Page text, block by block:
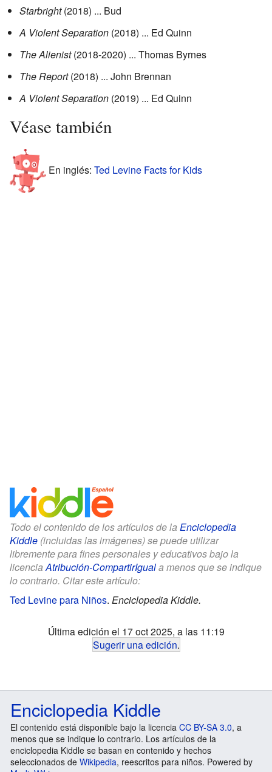
Starbright(2018) ... Bud
A Violent Separation (2018) ... Ed Quinn
The Alienist(2018-2020) ... Thomas Byrnes
The Report(2018) ... John Brennan
A Violent Separation (2019) ... Ed Quinn
Véase también
En inglés: Ted Levine Facts for Kids
Todo el contenido de los artículos de la Enciclopedia
Kiddle (incluidas las imágenes) se puede utilizar
libremente para fines personales y educativos bajo la
licenciaAtribución-CompartirIguala menos que se indique
lo contrario. Citar este artículo:
Ted Levine para Niños. Enciclopedia Kiddle.
Última edición el 17 oct 2025, a las 11:19
Sugerir una edición.
Enciclopedia Kiddle
El contenido está disponible bajo la licencia CC BY-SA 3.0, a
menos que se indique lo contrario. Los artículos de la
enciclopedia Kiddle se basan en contenido y hechos
seleccionados de Wikipedia, reescritos para niños. Powered by